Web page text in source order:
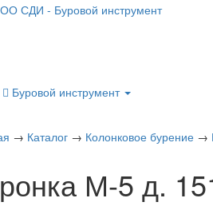
Буровой инструмент
→ Каталог → Колонковое бурение →
М-5 д.